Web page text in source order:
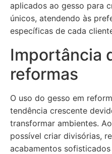
aplicados ao gesso para
únicos, atendendo às
específicas de cada
Importância
reformas
O uso do gesso em
tendência crescente
transformar ambientes.
possível criar divisórias,
acabamentos